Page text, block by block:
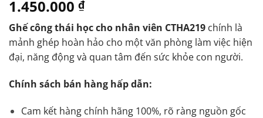
1.450.000 ₫
Ghế công thái học cho nhân viên CTHA219 chính là
mảnh ghép hoàn hảo cho một văn phòng làm việc hiện
đại, năng động và quan tâm đến sức khỏe con người.
Chính sách bán hàng hấp dẫn:
Cam kết hàng chính hãng 100%, rõ ràng nguồn gốc